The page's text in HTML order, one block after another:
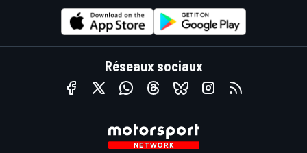
Réseaux sociaux